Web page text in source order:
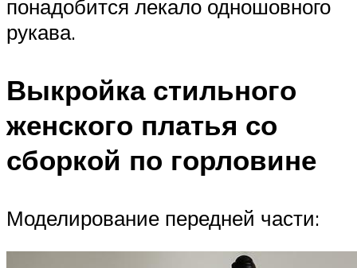
понадобится лекало одношовного
рукава.
Выкройка стильного
женского платья со
сборкой по горловине
Моделирование передней части: